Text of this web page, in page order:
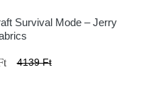
Survival Mode – Jerry
4139 Ft